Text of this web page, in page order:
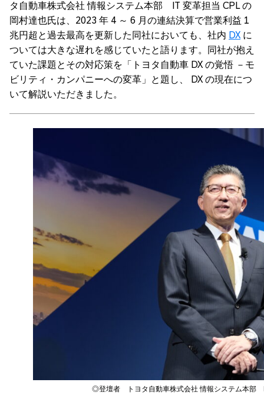
タ自動車株式会社 情報システム本部 IT 変革担当 CPL の
岡村達也氏は、2023 年 4 ～ 6 月の連結決算で営業利益 1
兆円超と過去最高を更新した同社においても、社内 DX に
ついては大きな遅れを感じていたと語ります。同社が抱え
ていた課題とその対応策を「トヨタ自動車 DX の覚悟 －モ
ビリティ・カンパニーへの変革」と題し、 DX の現在につ
いて解説いただきました。
◎登壇者 トヨタ自動車株式会社 情報システム本部